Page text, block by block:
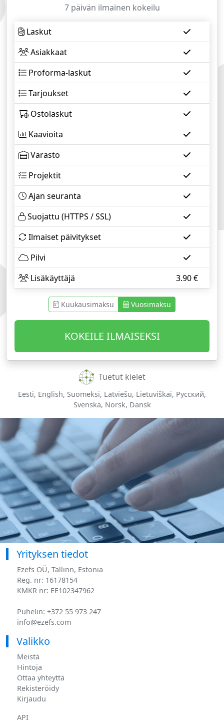
7 päivän ilmainen kokeilu
Laskut
Asiakkaat
Proforma-laskut
Tarjoukset
Ostolaskut
Kaavioita
Varasto
Projektit
Ajan seuranta
Suojattu (HTTPS / SSL)
Ilmaiset päivitykset
Pilvi
Lisäkäyttäjä
3.90€
Kuukausimaksu Vuosimaksu
KOKEILE ILMAISEKSI
Tuetut kielet
Eesti, English, Suomeksi, Latviešu, Lietuviškai, Русский,
Svenska, Norsk, Dansk
Yrityksen tiedot
Ezefs OÜ, Tallinn, Estonia
Reg. nr: 16178154
KMKR nr: EE102347962
Puhelin: +372 55 973 247
info@ezefs.com
Valikko
Meistä
Hintoja
Ottaa yhteyttä
Rekisteröidy
Kirjaudu
API